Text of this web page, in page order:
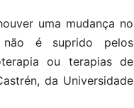
uma mudança no
é suprido pelos
ou terapias de
da Universidade